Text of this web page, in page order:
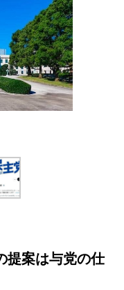
提案は与党の仕